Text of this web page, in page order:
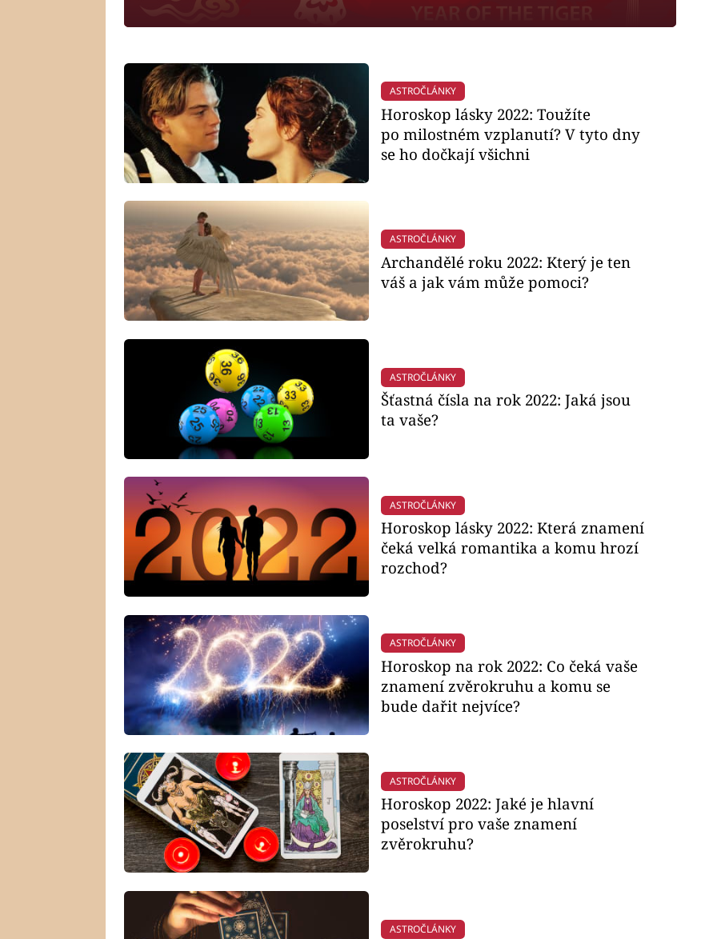
ASTROČLÁNKY
Horoskop lásky 2022: Toužíte
po milostném vzplanutí? V tyto dny
se ho dočkají všichni
ASTROČLÁNKY
Archandělé roku 2022: Který je ten
váš a jak vám může pomoci?
ASTROČLÁNKY
Šťastná čísla na rok 2022: Jaká jsou
ta vaše?
ASTROČLÁNKY
Horoskop lásky 2022: Která znamení
čeká velká romantika a komu hrozí
rozchod?
ASTROČLÁNKY
Horoskop na rok 2022: Co čeká vaše
znamení zvěrokruhu a komu se
bude dařit nejvíce?
ASTROČLÁNKY
Horoskop 2022: Jaké je hlavní
poselství pro vaše znamení
zvěrokruhu?
ASTROČLÁNKY